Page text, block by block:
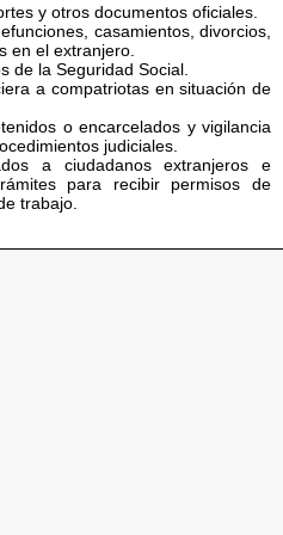
y otros documentos oficiales.
casamientos, divorcios,
en el extranjero.
de la Seguridad Social.
a compatriotas en situación de
o encarcelados y vigilancia
judiciales.
a ciudadanos extranjeros e
para recibir permisos de
trabajo.